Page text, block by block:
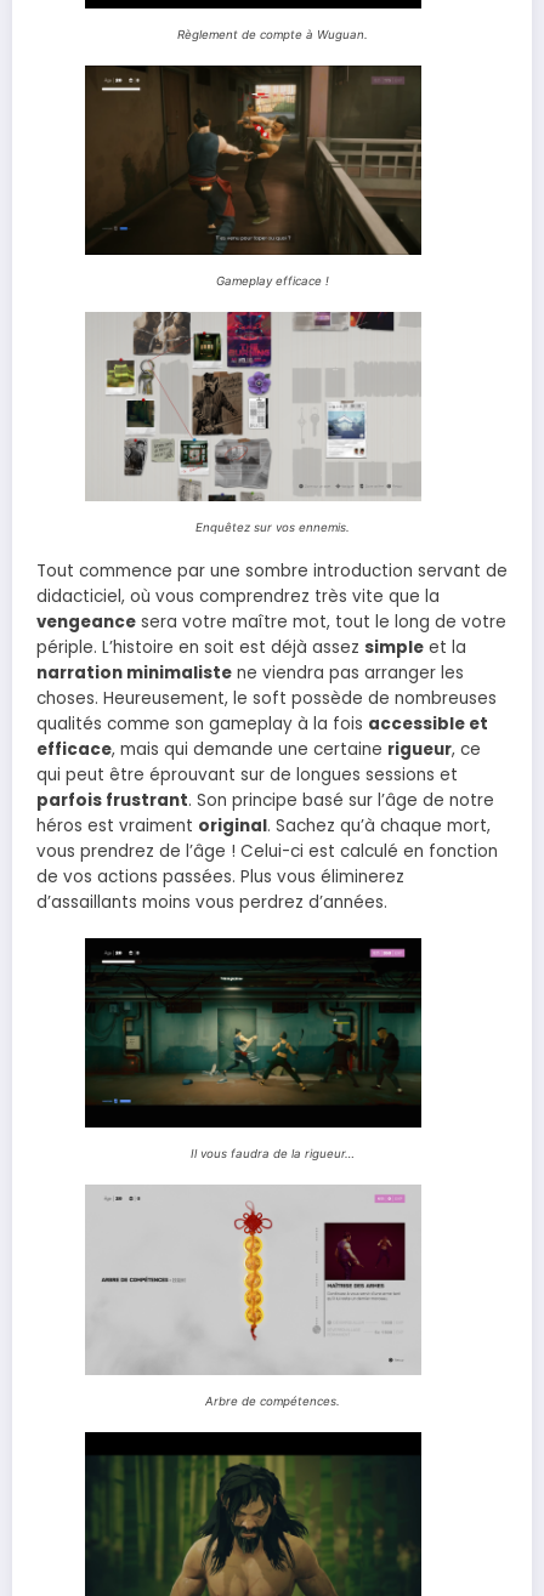
Règlement de compte à Wuguan.
Gameplay efficace !
Enquêtez sur vos ennemis.
Tout commence par une sombre introduction servant de
didacticiel, où vous comprendrez très vite que la
vengeance sera votre maître mot, tout le long de votre
périple. L’histoire en soit est déjà assez simple et la
narration minimaliste ne viendra pas arranger les
choses. Heureusement, le soft possède de nombreuses
qualités comme son gameplay à la fois accessible et
efficace, mais qui demande une certaine rigueur, ce
qui peut être éprouvant sur de longues sessions et
parfois frustrant. Son principe basé sur l’âge de notre
héros est vraiment original. Sachez qu’à chaque mort,
vous prendrez de l’âge ! Celui-ci est calculé en fonction
de vos actions passées. Plus vous éliminerez
d’assaillants moins vous perdrez d’années.
Il vous faudra de la rigueur…
Arbre de compétences.